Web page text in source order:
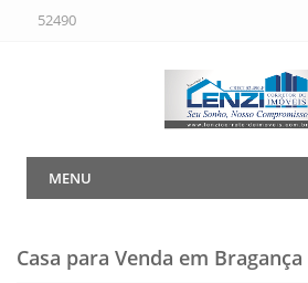
52490
MENU
Casa para Venda em